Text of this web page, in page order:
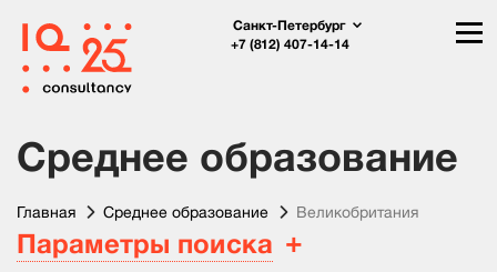
Санкт-Петербург
+7 (812) 407-14-14
Среднее образование
Главная Среднее образование Великобритания
Параметры поиска